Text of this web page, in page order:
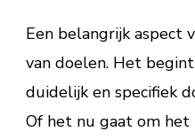
Een belangrijk aspect
van doelen. Het
duidelijk en specifiek
Of het nu gaat om het